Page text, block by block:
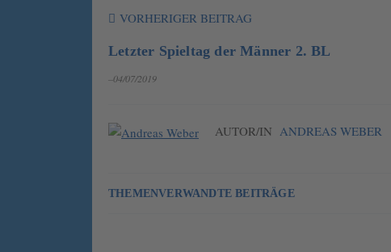
VORHERIGER BEITRAG
Letzter Spieltag der Männer 2. BL
–04/07/2019
AUTOR/IN ANDREAS WEBER
THEMENVERWANDTE BEITRÄGE